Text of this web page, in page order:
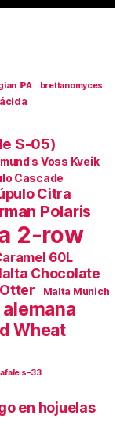
IPA brettanomyces
S-05)
Voss Kveik
Cascade
Citra
Polaris
2-row
60L
Chocolate
Malta Munich
Wheat
s-33
en hojuelas